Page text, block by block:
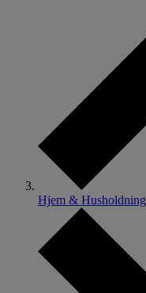
Hjem & Husholdning